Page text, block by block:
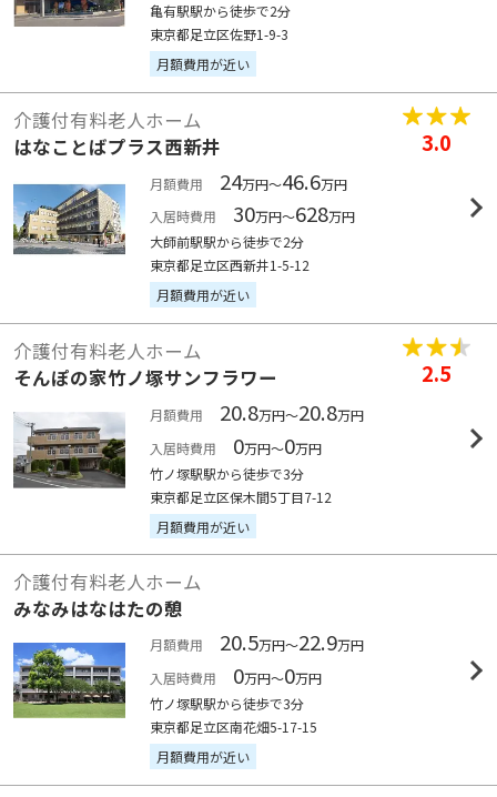
亀有駅駅から徒歩で2分
東京都足立区佐野1-9-3
月額費用が近い
介護付有料老人ホーム
はなことばプラス西新井
3.0
月額費用 24万円～46.6万円
入居時費用
30万円～628万円
大師前駅駅から徒歩で2分
東京都足立区西新井1-5-12
月額費用が近い
介護付有料老人ホーム
そんぽの家竹ノ塚サンフラワー
2.5
月額費用 20.8万円～20.8万円
入居時費用
0万円～0万円
竹ノ塚駅駅から徒歩で3分
東京都足立区保木間5丁目7-12
月額費用が近い
介護付有料老人ホーム
みなみはなはたの憩
月額費用 20.5万円～22.9万円
入居時費用
0万円～0万円
竹ノ塚駅駅から徒歩で3分
東京都足立区南花畑5-17-15
月額費用が近い